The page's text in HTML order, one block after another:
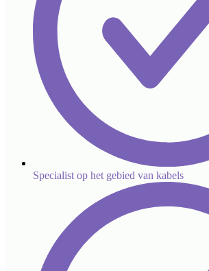
Specialist op het gebied van kabels